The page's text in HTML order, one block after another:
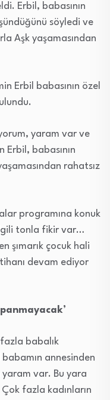
Erbil, babasının
söyledi ve
Aşk yaşamasından
Erbil babasının özel
yaram var ve
Erbil, babasının
rahatsız
programına konuk
tonla fikir var…
şımarık çocuk hali
devam ediyor
babalık
annesinden
var. Bu yara
fazla kadınların